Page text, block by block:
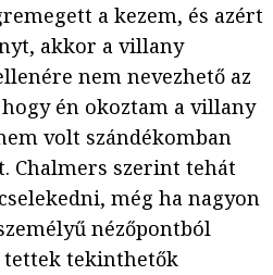
a kezem, és azért
akkor a villany
nem nevezhető az
én okoztam a villany
volt szándékomban
Chalmers szerint tehát
még ha nagyon
nézőpontból
tekinthetők